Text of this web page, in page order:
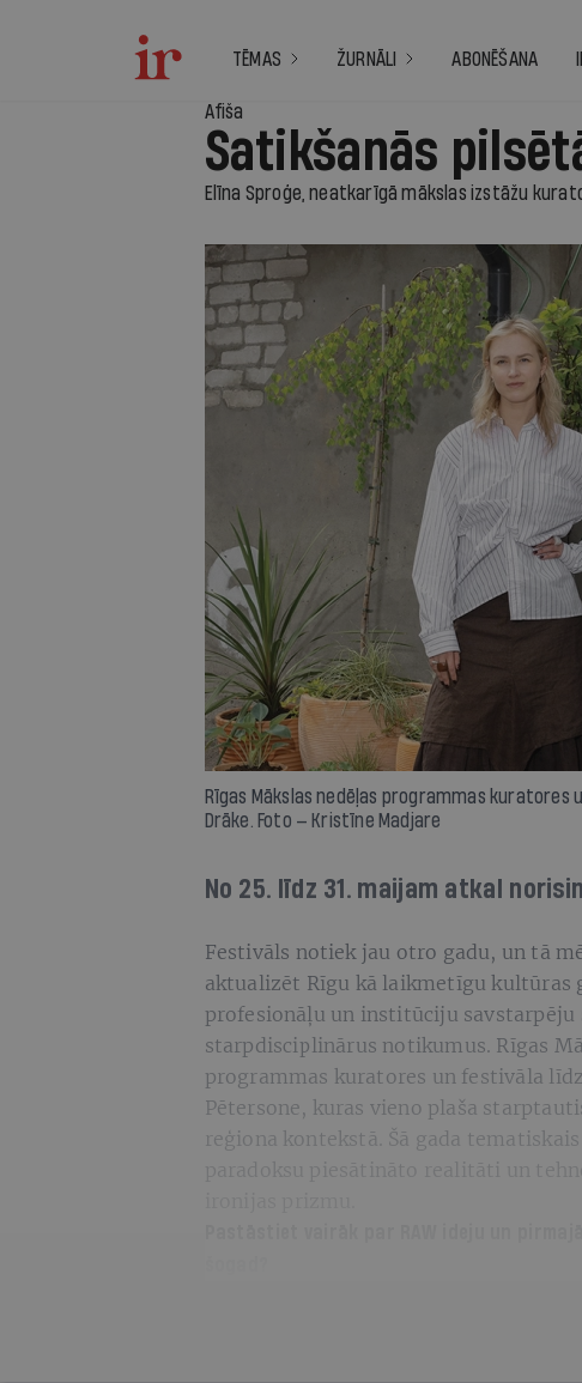
TĒMAS ŽURNĀLI ABONĒŠANA
Afiša
Satikšanās
Elīna Sproģe, neatkarīgā mākslas izstāžu
Rīgas Mākslas nedēļas programmas
Drāke. Foto — Kristīne Madjare
No 25. līdz 31. maijam atkal
Festivāls notiek jau otro gadu, un tā
aktualizēt Rīgu kā laikmetīgu kultūras
profesionāļu un institūciju
starpdisciplinārus notikumus. Rīgas
programmas kuratores un festivāla
Pētersone, kuras vieno plaša
reģiona kontekstā. Šā gada